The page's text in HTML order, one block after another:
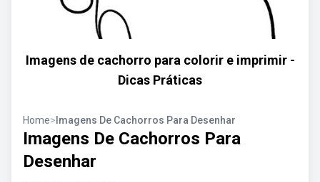
Imagens de cachorro para colorir e imprimir -
Dicas Práticas
Home> Imagens De Cachorros Para Desenhar
Imagens De Cachorros Para
Desenhar